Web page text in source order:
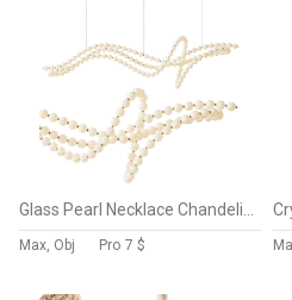
Max, Obj Pro 7 $